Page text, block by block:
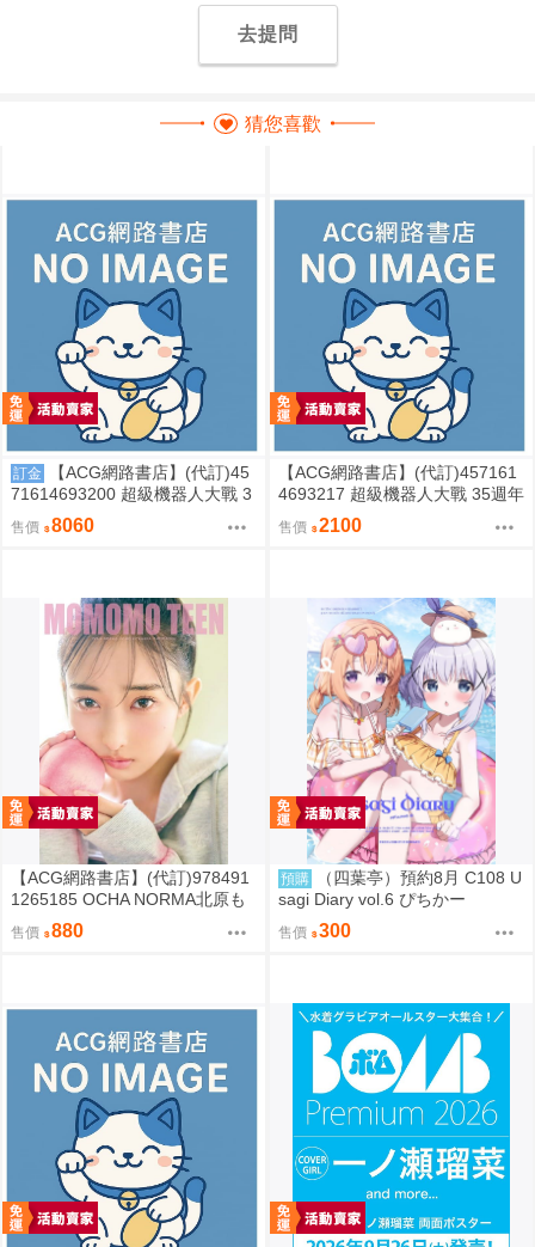
去提問
猜您喜歡
訂金
【ACG網路書店】(代訂)45
71614693200 超級機器人大戰 3
5週年紀念 JAM Project 主題歌完
整專輯 完全生產限定盤
售價 8060
【ACG網路書店】(代訂)457161
4693217 超級機器人大戰 35週年
紀念 JAM Project 主題歌完整專
輯 通常盤
售價 2100
【ACG網路書店】(代訂)978491
1265185 OCHA NORMA北原も
も 寫真集「もももてぃーん。」
售價 880
預購
（四葉亭）預約8月 C108 U
sagi Diary vol.6 ぴちかー
售價 300